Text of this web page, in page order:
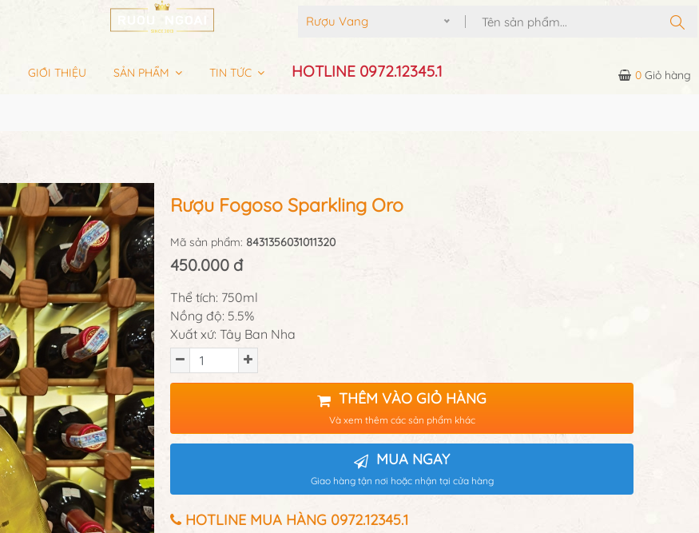
Rượu Vang
GIỚI THIỆU SẢN PHẨM TIN TỨC HOTLINE 0972.12345.1 0 Giỏ hàng
Rượu Fogoso Sparkling Oro
Mã sản phẩm: 8431356031011320
450.000 đ
Thể tích: 750ml
Nồng độ: 5.5%
Xuất xứ: Tây Ban Nha
THÊM VÀO GIỎ HÀNG
Và xem thêm các sản phẩm khác
MUA NGAY
Giao hàng tận nơi hoặc nhận tại cửa hàng
HOTLINE MUA HÀNG 0972.12345.1